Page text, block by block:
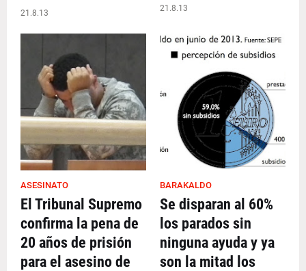
21.8.13 21.8.13
ASESINATO
El Tribunal Supremo
confirma la pena de
20 años de prisión
para el asesino de
BARAKALDO
Se disparan al 60%
los parados sin
ninguna ayuda y ya
son la mitad los